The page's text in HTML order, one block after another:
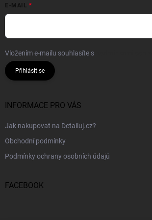
E-MAIL
Vložením e-mailu souhlasíte s
Přihlásit se
INFORMACE PRO VÁS
Jak nakupovat na Detailuj.cz?
Obchodní podmínky
Podmínky ochrany osobních údajů
FACEBOOK